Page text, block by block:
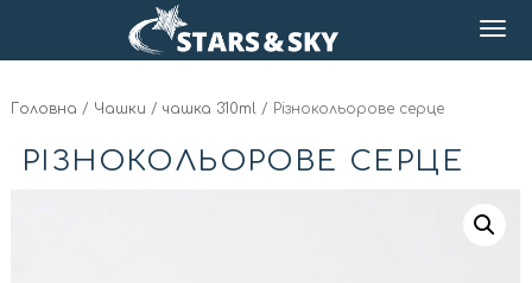
Головна / Чашки / чашка 310ml / Різнокольорове серце
РІЗНОКОЛЬОРОВЕ СЕРЦЕ